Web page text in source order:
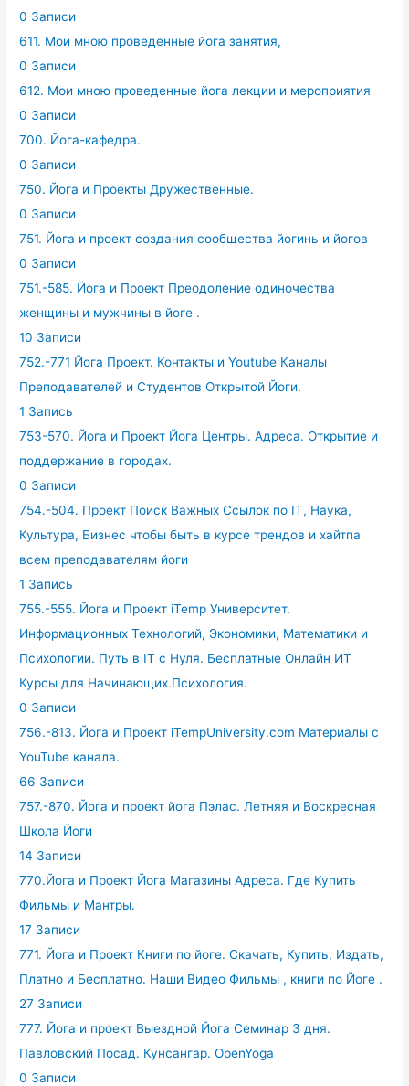
0 Записи
611. Мои мною проведенные йога занятия,
0 Записи
612. Мои мною проведенные йога лекции и мероприятия
0 Записи
700. Йога-кафедра.
0 Записи
750. Йога и Проекты Дружественные.
0 Записи
751. Йога и проект создания сообщества йогинь и йогов
0 Записи
751.-585. Йога и Проект Преодоление одиночества
женщины и мужчины в йоге .
10 Записи
752.-771 Йога Проект. Контакты и Youtube Каналы
Преподавателей и Студентов Открытой Йоги.
1 Запись
753-570. Йога и Проект Йога Центры. Адреса. Открытие и
поддержание в городах.
0 Записи
754.-504. Проект Поиск Важных Ссылок по IT, Наука,
Культура, Бизнес чтобы быть в курсе трендов и хайтпа
всем преподавателям йоги
1 Запись
755.-555. Йога и Проект iTemp Университет.
Информационных Технологий, Экономики, Математики и
Психологии. Путь в IT с Нуля. Бесплатные Онлайн ИТ
Курсы для Начинающих.Психология.
0 Записи
756.-813. Йога и Проект iTempUniversity.com Материалы с
YouTube канала.
66 Записи
757.-870. Йога и проект йога Пэлас. Летняя и Воскресная
Школа Йоги
14 Записи
770.Йога и Проект Йога Магазины Адреса. Где Купить
Фильмы и Мантры.
17 Записи
771. Йога и Проект Книги по йоге. Скачать, Купить, Издать,
Платно и Бесплатно. Наши Видео Фильмы , книги по Йоге .
27 Записи
777. Йога и проект Выездной Йога Семинар 3 дня.
Павловский Посад. Кунсангар. OpenYoga
0 Записи